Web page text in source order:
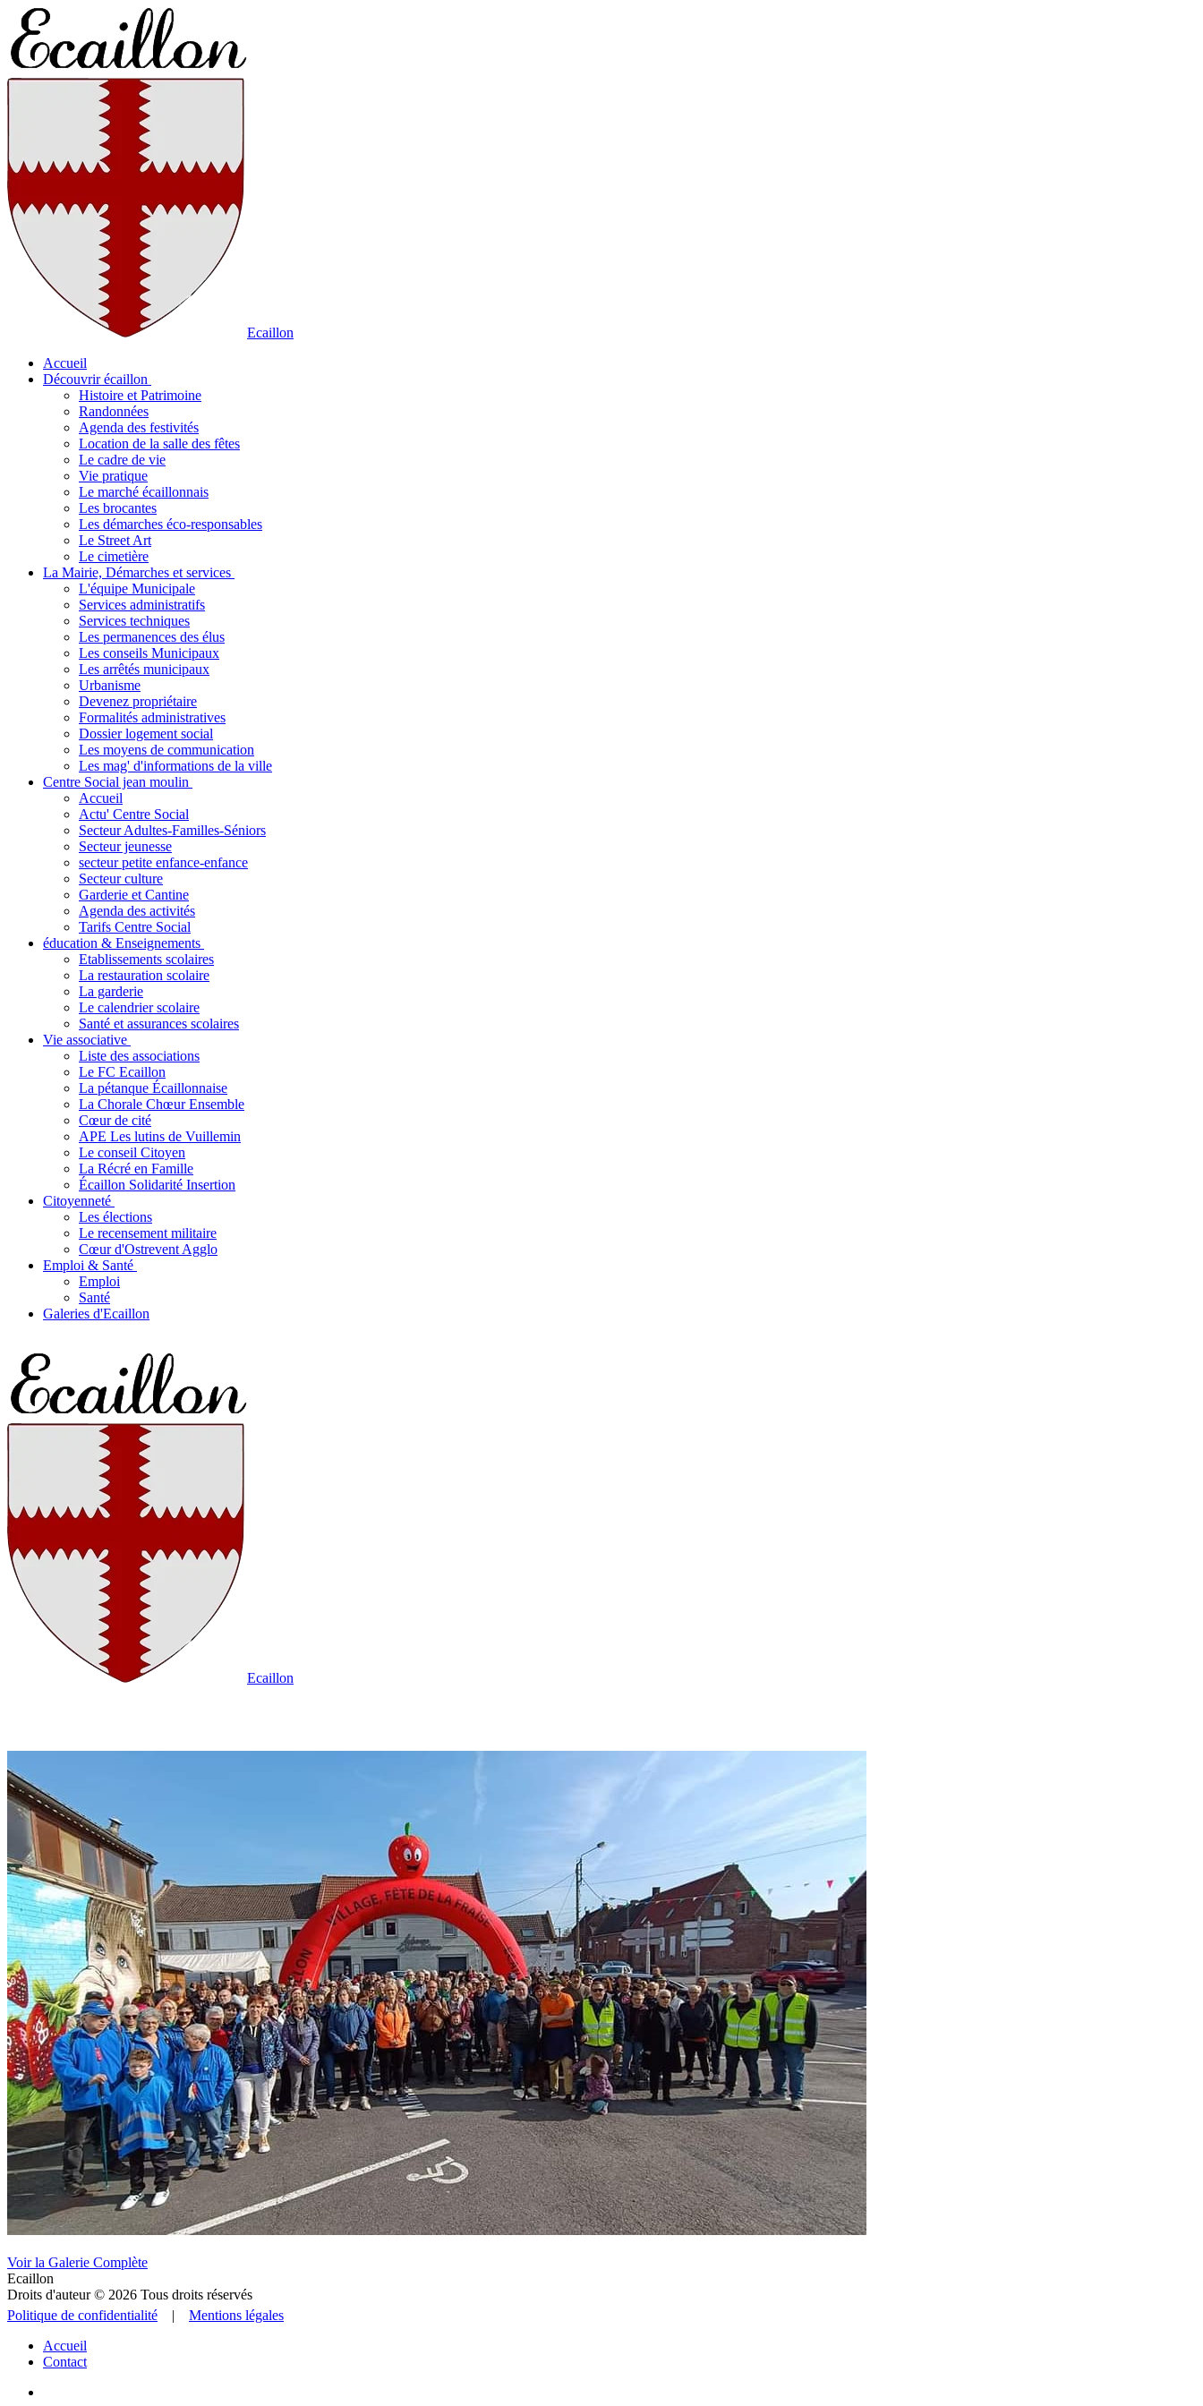
Ecaillon
Accueil
Découvrir écaillon
Histoire et Patrimoine
Randonnées
Agenda des festivités
Location de la salle des fêtes
Le cadre de vie
Vie pratique
Le marché écaillonnais
Les brocantes
Les démarches éco-responsables
Le Street Art
Le cimetière
La Mairie, Démarches et services
L'équipe Municipale
Services administratifs
Services techniques
Les permanences des élus
Les conseils Municipaux
Les arrêtés municipaux
Urbanisme
Devenez propriétaire
Formalités administratives
Dossier logement social
Les moyens de communication
Les mag' d'informations de la ville
Centre Social jean moulin
Accueil
Actu' Centre Social
Secteur Adultes-Familles-Séniors
Secteur jeunesse
secteur petite enfance-enfance
Secteur culture
Garderie et Cantine
Agenda des activités
Tarifs Centre Social
éducation & Enseignements
Etablissements scolaires
La restauration scolaire
La garderie
Le calendrier scolaire
Santé et assurances scolaires
Vie associative
Liste des associations
Le FC Ecaillon
La pétanque Écaillonnaise
La Chorale Chœur Ensemble
Cœur de cité
APE Les lutins de Vuillemin
Le conseil Citoyen
La Récré en Famille
Écaillon Solidarité Insertion
Citoyenneté
Les élections
Le recensement militaire
Cœur d'Ostrevent Agglo
Emploi & Santé
Emploi
Santé
Galeries d'Ecaillon
Ecaillon
Voir la Galerie Complète
Ecaillon
Droits d'auteur © 2026 Tous droits réservés
Politique de confidentialité | Mentions légales
Accueil
Contact